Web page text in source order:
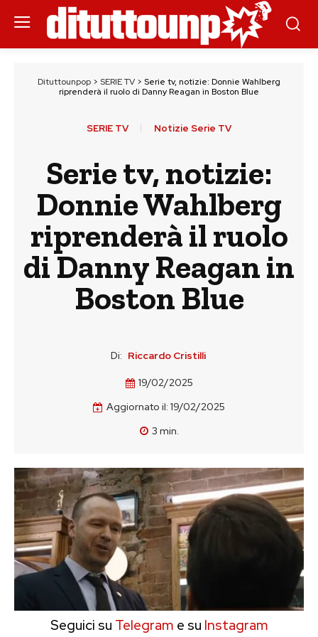
Dituttounpop > SERIE TV > Serie tv, notizie: Donnie Wahlberg
riprenderà il ruolo di Danny Reagan in Boston Blue
SERIE TV Notizie Serie TV
Serie tv, notizie:
Donnie Wahlberg
riprenderà il ruolo
di Danny Reagan in
Boston Blue
Di: Riccardo Cristilli
19/02/2025
Aggiornato il: 19/02/2025
3 min.
Seguici su Telegram e su Instagram